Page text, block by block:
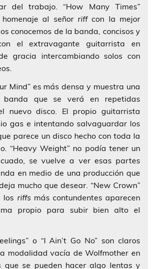
del trabajo. “How Many Times”
al señor riffcon la mejor
conocemos de la banda, concisos y
el extravagante guitarrista en
gracia intercambiando solos con
Mind”es más densa y muestra una
que se verá en repetidas
nuevo disco. El propio guitarrista
gas e intentando salvaguardar los
parece un disco hecho con toda la
“Heavy Weight” no podía tener un
se vuelve a ver esas partes
en medio de una producción que
mucho que desear. “New Crown”
los riffs más contundentes aparecen
propio para subir bien alto el
o “I Ain’t Go No” son claros
modalidad vacía de Wolfmother en
que se pueden hacer algo lentas y